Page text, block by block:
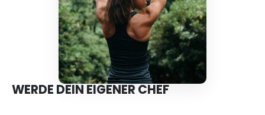
WERDE DEIN EIGENER CHEF